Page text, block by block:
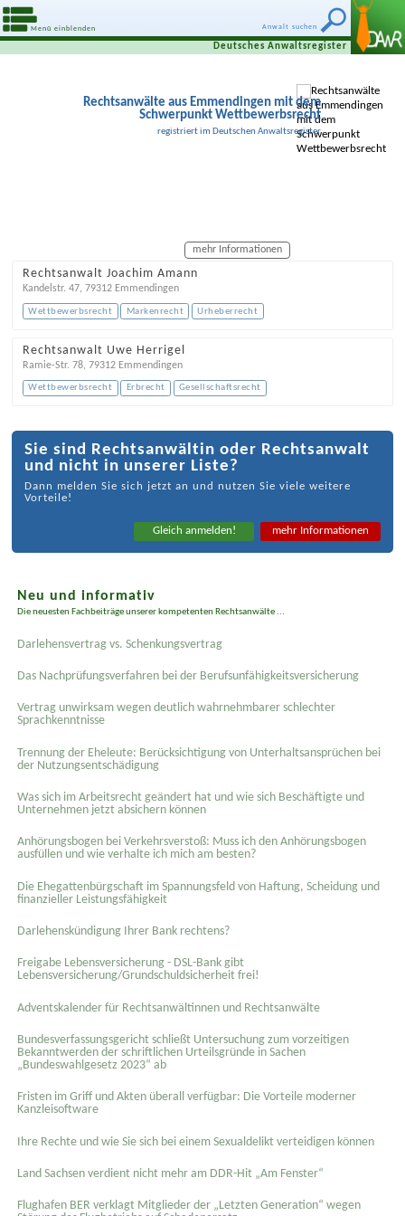
Anwalt suchen
Menü einblenden
Deutsches Anwaltsregister
Rechtsanwälte aus Emmendingen mit dem
Schwerpunkt Wettbewerbsrecht
registriert im Deutschen Anwaltsregister
mehr Informationen
Rechtsanwalt Joachim Amann
Kandelstr. 47, 79312 Emmendingen
Wettbewerbsrecht Markenrecht Urheberrecht
Rechtsanwalt Uwe Herrigel
Ramie-Str. 78, 79312 Emmendingen
Wettbewerbsrecht Erbrecht Gesellschaftsrecht
Sie sind Rechtsanwältin oder Rechtsanwalt
und nicht in unserer Liste?
Dann melden Sie sich jetzt an und nutzen Sie viele weitere
Vorteile!
Gleich anmelden! mehr Informationen
Neu und informativ
Die neuesten Fachbeiträge unserer kompetenten Rechtsanwälte ...
Darlehensvertrag vs. Schenkungsvertrag
Das Nachprüfungsverfahren bei der Berufsunfähigkeitsversicherung
Vertrag unwirksam wegen deutlich wahrnehmbarer schlechter
Sprachkenntnisse
Trennung der Eheleute: Berücksichtigung von Unterhaltsansprüchen bei
der Nutzungsentschädigung
Was sich im Arbeitsrecht geändert hat und wie sich Beschäftigte und
Unternehmen jetzt absichern können
Anhörungsbogen bei Verkehrsverstoß: Muss ich den Anhörungsbogen
ausfüllen und wie verhalte ich mich am besten?
Die Ehegattenbürgschaft im Spannungsfeld von Haftung, Scheidung und
finanzieller Leistungsfähigkeit
Darlehenskündigung Ihrer Bank rechtens?
Freigabe Lebensversicherung - DSL-Bank gibt
Lebensversicherung/Grundschuldsicherheit frei!
Adventskalender für Rechtsanwältinnen und Rechtsanwälte
Bundesverfassungsgericht schließt Untersuchung zum vorzeitigen
Bekanntwerden der schriftlichen Urteilsgründe in Sachen
„Bundeswahlgesetz 2023“ ab
Fristen im Griff und Akten überall verfügbar: Die Vorteile moderner
Kanzleisoftware
Ihre Rechte und wie Sie sich bei einem Sexual­delikt verteidigen können
Land Sachsen verdient nicht mehr am DDR-Hit „Am Fenster“
Flughafen BER verklagt Mitglieder der „Letzten Generation“ wegen